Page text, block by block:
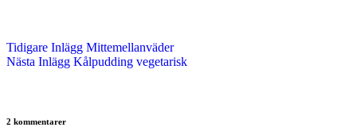
Tidigare Inlägg Mittemellanväder
Nästa Inlägg Kålpudding vegetarisk
2 kommentarer